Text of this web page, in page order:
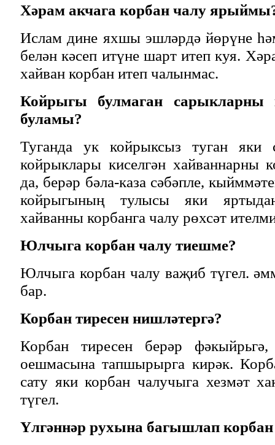
Хәрам акчага корбан чалу
Ислам дине яхшы эшләрдә йөрүне
белән кәсеп итүне шарт итеп куя.
хайван корбан итеп чалынмас.
Койрыгы булмаган сарыкларны
буламы?
Туганда ук койрыксыз туган яки
койрыклары киселгән хайваннарны
да, берәр бәла-каза сәбәпле,
койрыгының тулысы яки
хайванны корбанга чалу рөхсәт
Юлчыга корбан чалу тиешме?
Юлчыга корбан чалу ваҗиб түгел.
бар.
Корбан тиресен нишләтергә?
Корбан тиресен берәр
оешмасына тапшырырга кирәк.
сату яки корбан чалучыга хезмәт
түгел.
Үлгәннәр рухына багышлап